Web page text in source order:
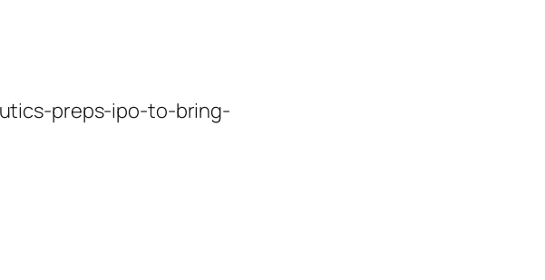
preps-ipo-to-bring-